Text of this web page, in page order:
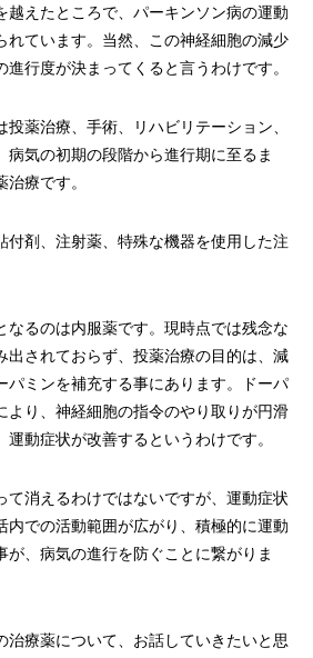
越えたところで、パーキンソン病の運動
れています。当然、この神経細胞の減少
行度が決まってくると言うわけです。
薬治療、手術、リハビリテーション、
病気の初期の段階から進行期に至るま
療です。
付剤、注射薬、特殊な機器を使用した注
なるのは内服薬です。現時点では残念な
出されておらず、投薬治療の目的は、減
パミンを補充する事にあります。ドーパ
より、神経細胞の指令のやり取りが円滑
動症状が改善するというわけです。
て消えるわけではないですが、運動症状
内での活動範囲が広がり、積極的に運動
が、病気の進行を防ぐことに繋がりま
治療薬について、お話していきたいと思